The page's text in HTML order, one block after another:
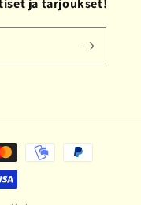
ja tarjoukset!